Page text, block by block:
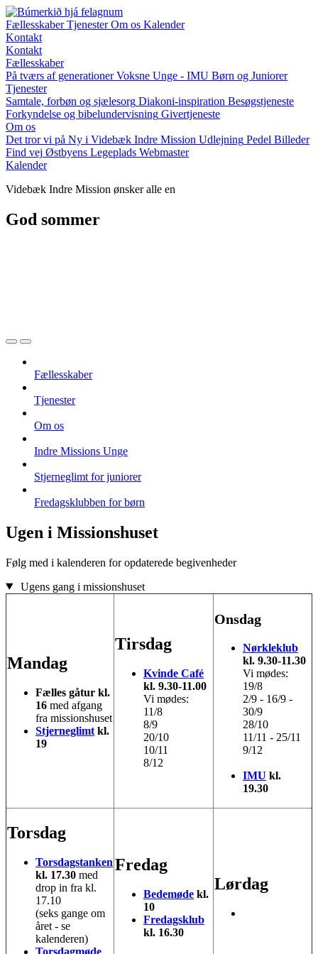
FællesskaberTjenesterOm os Kalender
Kontakt
Kontakt
Fællesskaber
På tværs af generationer Voksne Unge - IMU Børn og Juniorer
Tjenester
Samtale, forbøn og sjælesorg Diakoni-inspiration Besøgstjeneste
Forkyndelse og bibelundervisning Givertjeneste
Om os
Det tror vi på Ny i Videbæk Indre Mission Udlejning Pedel Billeder
Find vej Østbyens Legeplads Webmaster
Kalender
Videbæk Indre Mission ønsker alle en
God sommer
Fællesskaber
Tjenester
Om os
Indre Missions Unge
Stjerneglimt for juniorer
Fredagsklubben for børn
Ugen i Missionshuset
Følg med i kalenderen for opdaterede begivenheder
Ugens gang i missionshuset
Mandag
Fælles gåtur kl.
16 med afgang
fra missionshuset
Stjerneglimtkl.
19
Tirsdag
Kvinde Café
kl. 9.30-11.00
Vi mødes:
11/8
8/9
20/10
10/11
8/12
Onsdag
Nørkleklub
kl. 9.30-11.30
Vi mødes:
19/8
2/9 - 16/9 -
30/9
28/10
11/11 - 25/11
9/12
IMU kl.
19.30
Torsdag
Torsdagstanken
kl. 17.30 med
drop in fra kl.
17.10
(seks gange om
året - se
kalenderen)
Fredag
Bedemøde kl.
10
Fredagsklub
kl. 16.30
Lørdag